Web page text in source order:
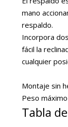
mano
respaldo.
Incorpora
fácil la
cualquier
Montaje sin
Peso
Tabla